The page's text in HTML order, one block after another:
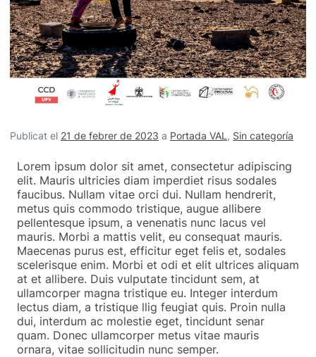
Publicat el 21 de febrer de 2023 a Portada VAL , Sin categoría
Lorem ipsum dolor sit amet, consectetur adipiscing
elit. Mauris ultricies diam imperdiet risus sodales
faucibus. Nullam vitae orci dui. Nullam hendrerit,
metus quis commodo tristique, augue allibere
pellentesque ipsum, a venenatis nunc lacus vel
mauris. Morbi a mattis velit, eu consequat mauris.
Maecenas purus est, efficitur eget felis et, sodales
scelerisque enim. Morbi et odi et elit ultrices aliquam
at et allibere. Duis vulputate tincidunt sem, at
ullamcorper magna tristique eu. Integer interdum
lectus diam, a tristique llig feugiat quis. Proin nulla
dui, interdum ac molestie eget, tincidunt senar
quam. Donec ullamcorper metus vitae mauris
ornara, vitae sollicitudin nunc semper.